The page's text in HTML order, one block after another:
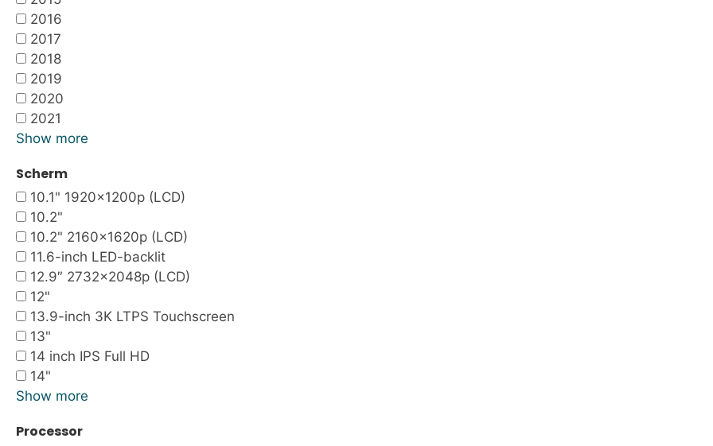
2016
2017
2018
2019
2020
2021
Show more
Scherm
10.1" 1920x1200p (LCD)
10.2"
10.2" 2160x1620p (LCD)
11.6-inch LED-backlit
12.9″ 2732×2048p (LCD)
12"
13.9-inch 3K LTPS Touchscreen
13"
14 inch IPS Full HD
14"
Show more
Processor